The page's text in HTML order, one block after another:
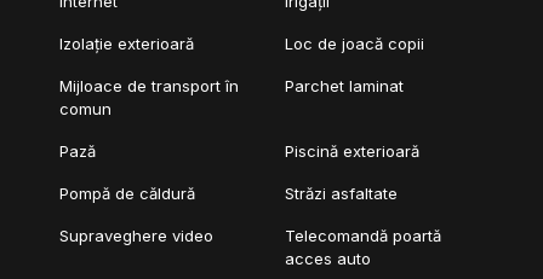
Izolație exterioară Loc de joacă copii
Mijloace de transport în
comun
Parchet laminat
Pază Piscină exterioară
Pompă de căldură Străzi asfaltate
Supraveghere video
Telecomandă poartă
acces auto